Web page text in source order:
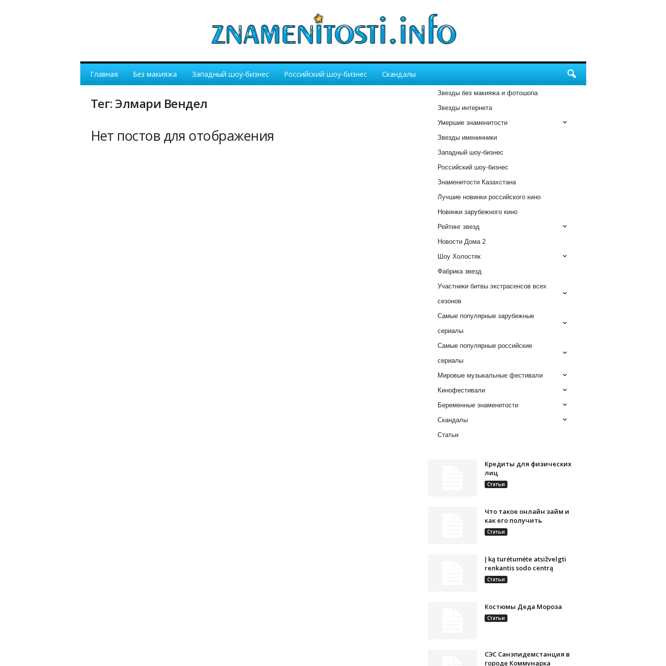
Главная Без макияжа Западный шоу-бизнес Российский шоу-бизнес Скандалы
Тег: Элмари Вендел
Нет постов для отображения
Звезды без макияжа и фотошопа
Звезды интернета
Умершие знаменитости
Звезды именинники
Западный шоу-бизнес
Российский шоу-бизнес
Знаменитости Казахстана
Лучшие новинки российского кино
Новинки зарубежного кино
Рейтинг звезд
Новости Дома 2
Шоу Холостяк
Фабрика звезд
Участники битвы экстрасенсов всех
сезонов
Самые популярные зарубежные
сериалы
Самые популярные российские
сериалы
Мировые музыкальные фестивали
Кинофестивали
Беременные знаменитости
Скандалы
Статьи
Кредиты для физических
лиц
Статьи
Что такое онлайн займ и
как его получить
Статьи
Į ką turėtumėte atsižvelgti
renkantis sodo centrą
Статьи
Костюмы Деда Мороза
Статьи
СЭС Санэпидемстанция в
городе Коммунарка